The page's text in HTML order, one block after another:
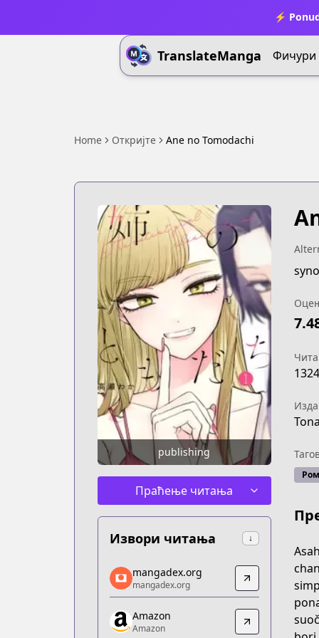
⚡
TranslateManga Фичури
Home Откријте Ane no Tomodachi
publishing
Праћење читања
Извори читања ↓
mangadex.org
mangadex.org
https://mangadex.org/title/1d330951-
Amazon
mangadex.org
mangadex.org
Amazon
Amazon